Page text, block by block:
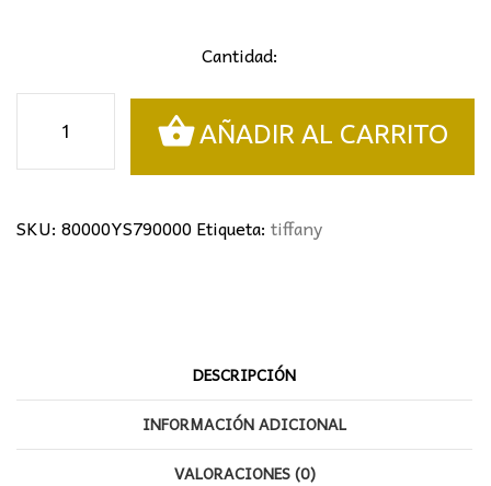
Cantidad:
Tiffany
cantidad
AÑADIR AL CARRITO
SKU: 80000YS790000Etiqueta: tiffany
DESCRIPCIÓN
INFORMACIÓN ADICIONAL
VALORACIONES (0)